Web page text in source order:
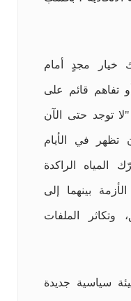
خيار مجدٍ أمام
تفاهم قائم على
توجد حتى الآن
تظهر في الأيام
المياه الراكدة
بينهما إلى
وتكاثر الملفات
سياسية جديدة